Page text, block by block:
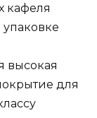
кафеля
высокая
для